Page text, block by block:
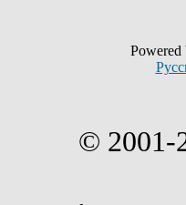
© 2001-